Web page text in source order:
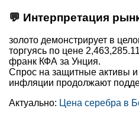
💬 Интерпретация
золото демонстрирует в
торгуясь по цене
франк КФА за Унция.
Спрос на защитные активы
инфляции продолжают
Актуально: Цена серебра в